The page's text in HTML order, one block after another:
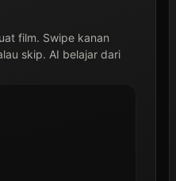
film. Swipe kanan
skip. AI belajar dari